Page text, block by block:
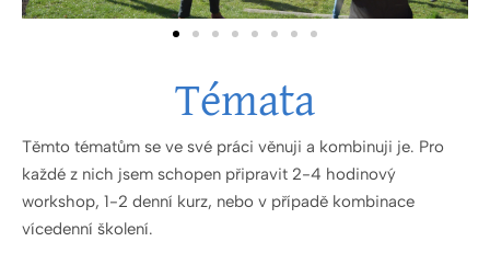
Témata
Těmto tématům se ve své práci věnuji a kombinuji je. Pro
každé z nich jsem schopen připravit 2-4 hodinový
workshop, 1-2 denní kurz, nebo v případě kombinace
vícedenní školení.